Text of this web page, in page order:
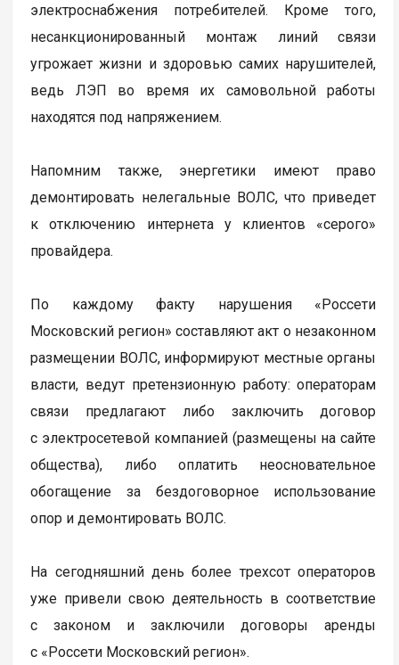
электроснабжения потребителей. Кроме того,
несанкционированный монтаж линий связи
угрожает жизни и здоровью самих нарушителей,
ведь ЛЭП во время их самовольной работы
находятся под напряжением.
Напомним также, энергетики имеют право
демонтировать нелегальные ВОЛС, что приведет
к отключению интернета у клиентов «серого»
провайдера.
По каждому факту нарушения «Россети
Московский регион» составляют акт о незаконном
размещении ВОЛС, информируют местные органы
власти, ведут претензионную работу: операторам
связи предлагают либо заключить договор
с электросетевой компанией (размещены на сайте
общества), либо оплатить неосновательное
обогащение за бездоговорное использование
опор и демонтировать ВОЛС.
На сегодняшний день более трехсот операторов
уже привели свою деятельность в соответствие
с законом и заключили договоры аренды
с «Россети Московский регион».